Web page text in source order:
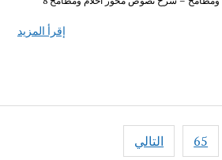
إقرأ المزيد
65 التالي